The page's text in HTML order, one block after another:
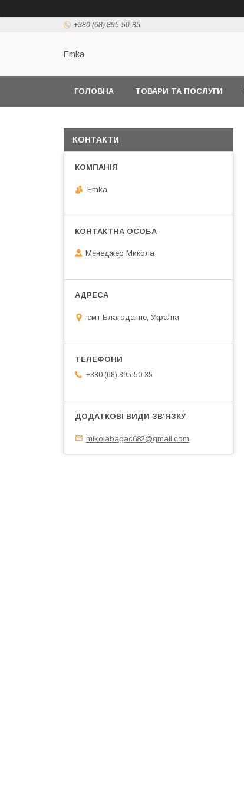
+380 (68) 895-50-35
Emka
ГОЛОВНА ТОВАРИ ТА ПОСЛУГИ
КОНТАКТИ
Emka
Менеджер Микола
смт Благодатне, Україна
+380 (68) 895-50-35
mikolabagac682@gmail.com